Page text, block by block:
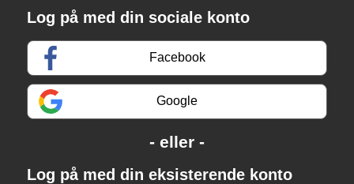
Log på med din sociale konto
Facebook
Google
Log på med din eksisterende konto